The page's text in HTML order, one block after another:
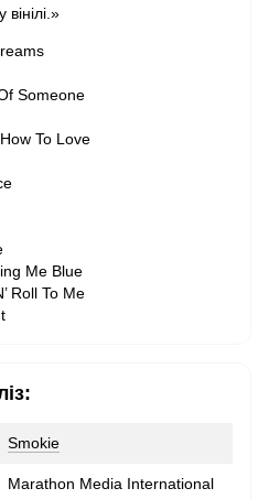
Someone
To Love
Me Blue
Roll To Me
Smokie
Marathon Media International